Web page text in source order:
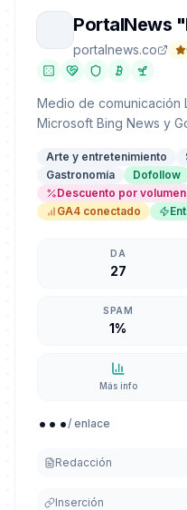
portalnews.co
Medio de comunicación
Microsoft Bing News y
Arte y entretenimiento
Gastronomía
Dofollow
Descuento por volumen
GA4 conectado
DA
27
SPAM
1%
Más info
.../ enlace
Redacción
Inserción